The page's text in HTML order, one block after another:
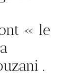
« le
.